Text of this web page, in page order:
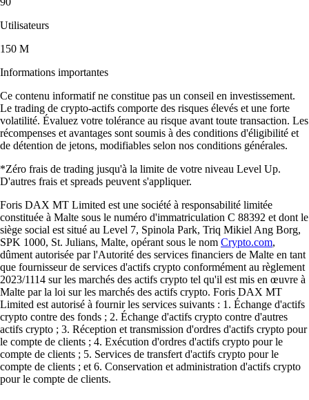
Utilisateurs
150 M
Informations importantes
Ce contenu informatif ne constitue pas un conseil en investissement.
Le trading de crypto-actifs comporte des risques élevés et une forte
volatilité. Évaluez votre tolérance au risque avant toute transaction. Les
récompenses et avantages sont soumis à des conditions d'éligibilité et
de détention de jetons, modifiables selon nos conditions générales.
*Zéro frais de trading jusqu'à la limite de votre niveau Level Up.
D'autres frais et spreads peuvent s'appliquer.
Foris DAX MT Limited est une société à responsabilité limitée
constituée à Malte sous le numéro d'immatriculation C 88392 et dont le
siège social est situé au Level 7, Spinola Park, Triq Mikiel Ang Borg,
SPK 1000, St. Julians, Malte, opérant sous le nom Crypto.com,
dûment autorisée par l'Autorité des services financiers de Malte en tant
que fournisseur de services d'actifs crypto conformément au règlement
2023/1114 sur les marchés des actifs crypto tel qu'il est mis en œuvre à
Malte par la loi sur les marchés des actifs crypto. Foris DAX MT
Limited est autorisé à fournir les services suivants : 1. Échange d'actifs
crypto contre des fonds ; 2. Échange d'actifs crypto contre d'autres
actifs crypto ; 3. Réception et transmission d'ordres d'actifs crypto pour
le compte de clients ; 4. Exécution d'ordres d'actifs crypto pour le
compte de clients ; 5. Services de transfert d'actifs crypto pour le
compte de clients ; et 6. Conservation et administration d'actifs crypto
pour le compte de clients.